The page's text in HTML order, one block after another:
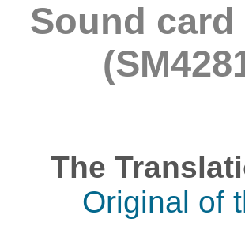
Sound card
The
Original of